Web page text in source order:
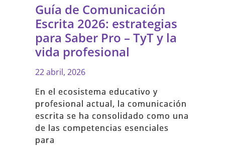
Guía de Comunicación
Escrita 2026: estrategias
para Saber Pro – TyT y la
vida profesional
22 abril, 2026
En el ecosistema educativo y
profesional actual, la comunicación
escrita se ha consolidado como una
de las competencias esenciales
para